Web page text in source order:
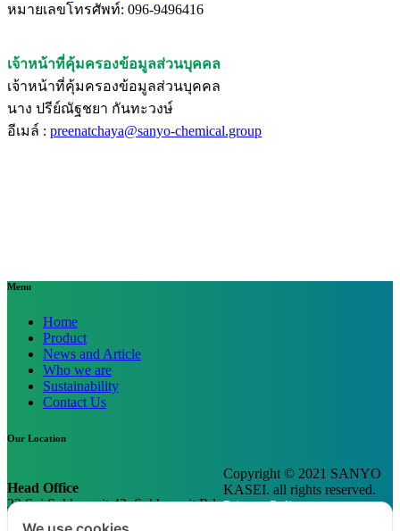
หมายเลขโทรศัพท์: 096-9496416
เจ้าหน้าที่คุ้มครองข้อมูลส่วนบุคคล
เจ้าหน้าที่คุ้มครองข้อมูลส่วนบุคคล
นาง ปรีย์ณัฐชยา กันทะวงษ์
อีเมล์ : preenatchaya@sanyo-chemical.group
Menu
Home
Product
News and Article
Who we are
Sustainability
Contact Us
Our Location
Head Office
22 Soi Sukhumvit 42, Sukhumvit Rd.,
Prakanong,
Copyright © 2021 SANYO
KASEI. all rights reserved.
Privacy Policy